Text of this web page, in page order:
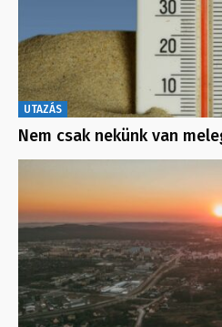
UTAZÁS
Nem csak nekünk van